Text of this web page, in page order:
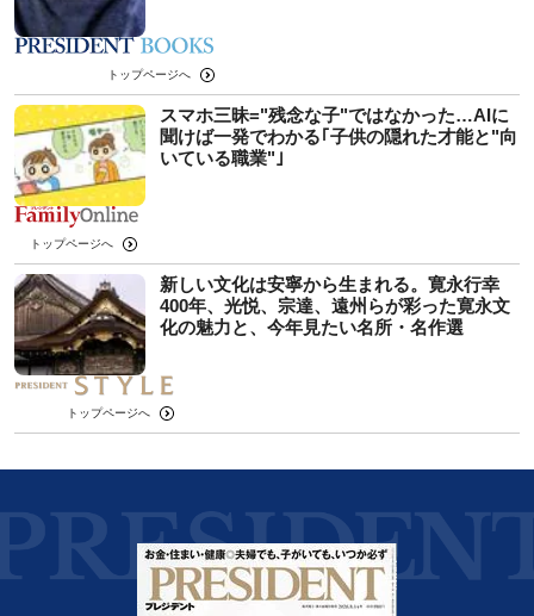
トップページへ
スマホ三昧="残念な子"ではなかった…AIに
聞けば一発でわかる｢子供の隠れた才能と"向
いている職業"｣
トップページへ
新しい文化は安寧から生まれる。寛永行幸
400年、光悦、宗達、遠州らが彩った寛永文
化の魅力と、今年見たい名所・名作選
トップページへ